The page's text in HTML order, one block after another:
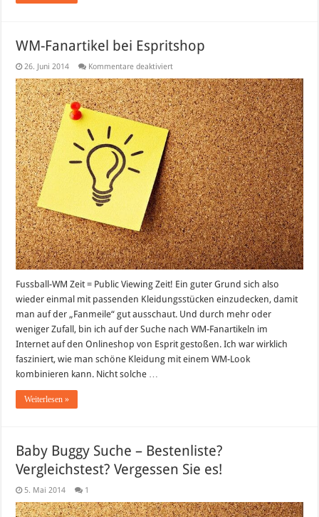
WM-Fanartikel bei Espritshop
26. Juni 2014 Kommentare deaktiviertfür
Fanartikel
bei
Espritshop
Fussball-WM Zeit = Public Viewing Zeit! Ein guter Grund sich also
wieder einmal mit passenden Kleidungsstücken einzudecken, damit
man auf der „Fanmeile“ gut ausschaut. Und durch mehr oder
weniger Zufall, bin ich auf der Suche nach WM-Fanartikeln im
Internet auf den Onlineshop von Esprit gestoßen. Ich war wirklich
fasziniert, wie man schöne Kleidung mit einem WM-Look
kombinieren kann. Nicht solche …
Weiterlesen »
Baby Buggy Suche – Bestenliste?
Vergleichstest? Vergessen Sie es!
5. Mai 2014 1